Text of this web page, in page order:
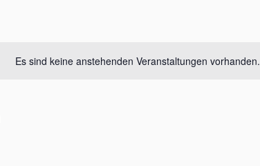
Es sind keine anstehenden Veranstaltungen vorhanden.